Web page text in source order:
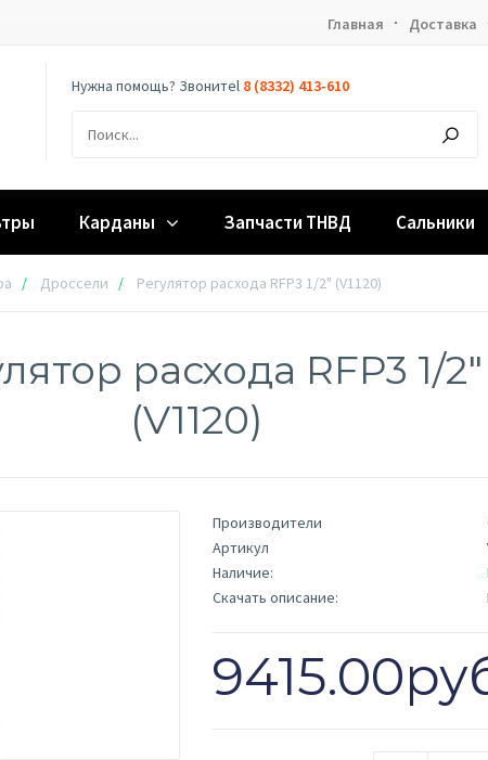
Главная Доставка
Нужна помощь? Звонитеl 8 (8332) 413-610
Карданы Запчасти ТНВД Сальники
Дроссели Регулятор расхода RFP3 1/2" (V1120)
расхода RFP3 1/2"
(V1120)
Производители
Артикул
Наличие:
Скачать описание: